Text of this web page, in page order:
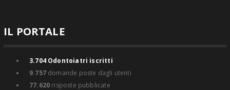
IL PORTALE
3.704Odontoiatri iscritti
9.757domande poste dagli utenti
77.620 risposte pubblicate